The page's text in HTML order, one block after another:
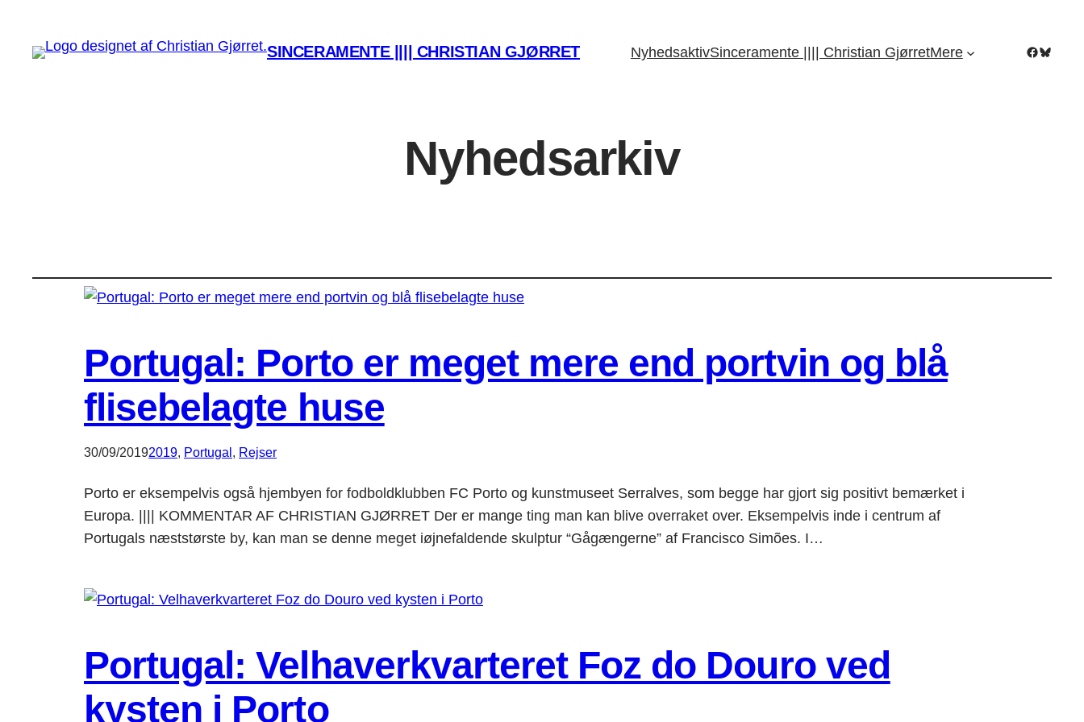
SINCERAMENTE |||| CHRISTIAN GJØRRET NyhedsaktivSinceramente |||| Christian GjørretMere Facebook
Bluesky
Nyhedsarkiv
Portugal: Porto er meget mere end portvin og blå
flisebelagte huse
30/09/20192019, Portugal , Rejser
Porto er eksempelvis også hjembyen for fodboldklubben FC Porto og kunstmuseet Serralves, som begge har gjort sig positivt bemærket i
Europa. |||| KOMMENTAR AF CHRISTIAN GJØRRET Der er mange ting man kan blive overraket over. Eksempelvis inde i centrum af
Portugals næststørste by, kan man se denne meget iøjnefaldende skulptur “Gågængerne” af Francisco Simões. I…
Portugal: Velhaverkvarteret Foz do Douro ved
kysten i Porto